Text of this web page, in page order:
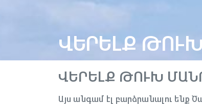
ՎԵՐԵԼՔ
ՎԵՐԵԼՔ ԹՈՒԽ
Այս անգամ էլ բարձրանալու ենք